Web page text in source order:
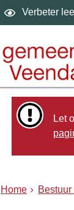
Verbeter
Let
Home